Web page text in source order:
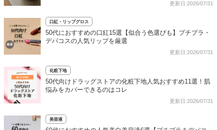
更新日:2026/07/31
口紅・リップグロス
50代におすすめの口紅15選【似合う色選びも】プチプラ・
デパコスの人気リップを厳選
更新日:2026/07/31
化粧下地
50代向けドラッグストアの化粧下地人気おすすめ11選！肌
悩みをカバーできるのはコレ
更新日:2026/07/31
美容液